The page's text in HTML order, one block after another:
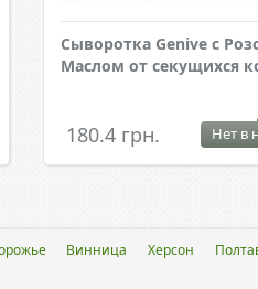
Сыворотка Genive с
Маслом от секущихся
180.4 грн. Нет в
Винница Херсон